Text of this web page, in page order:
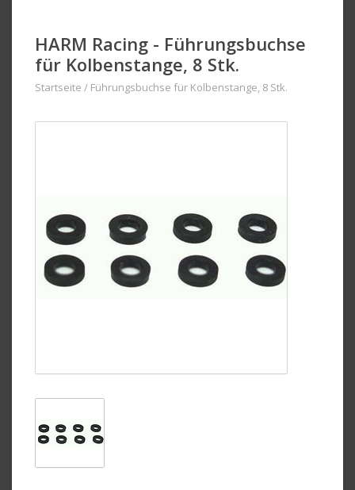
HARM Racing - Führungsbuchse
für Kolbenstange, 8 Stk.
Startseite / Führungsbuchse für Kolbenstange, 8 Stk.